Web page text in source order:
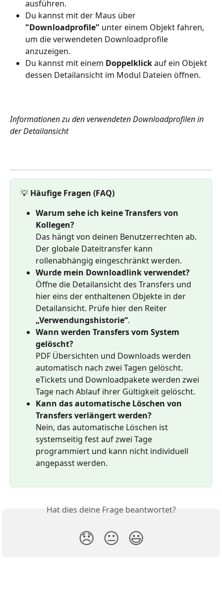
ausführen.
Du kannst mit der Maus über
"Downloadprofile" unter einem Objekt fahren,
um die verwendeten Downloadprofile
anzuzeigen.
Du kannst mit einem Doppelklick auf ein Objekt
dessen Detailansicht im Modul Dateien öffnen.
Informationen zu den verwendeten Downloadprofilen in
der Detailansicht
💡 Häufige Fragen (FAQ)
Warum sehe ich keine Transfers von
Kollegen?
Das hängt von deinen Benutzerrechten ab.
Der globale Dateitransfer kann
rollenabhängig eingeschränkt werden.
Wurde mein Downloadlink verwendet?
Öffne die Detailansicht des Transfers und
hier eins der enthaltenen Objekte in der
Detailansicht. Prüfe hier den Reiter
„Verwendungshistorie“.
Wann werden Transfers vom System
gelöscht?
PDF Übersichten und Downloads werden
automatisch nach zwei Tagen gelöscht.
eTickets und Downloadpakete werden zwei
Tage nach Ablauf ihrer Gültigkeit gelöscht.
Kann das automatische Löschen von
Transfers verlängert werden?
Nein, das automatische Löschen ist
systemseitig fest auf zwei Tage
programmiert und kann nicht individuell
angepasst werden.
Hat dies deine Frage beantwortet?
😞 😐 😃